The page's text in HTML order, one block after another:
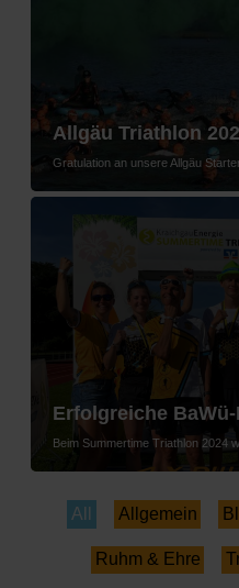
Allgäu Triathlon
Gratulation an unsere Allgäu
Erfolgreiche
Beim Summertime Triathlon 2024
All Allgemein
Ruhm & Ehre